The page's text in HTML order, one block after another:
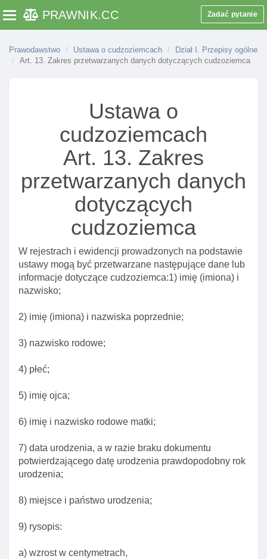
Toggle navigation
PRAWNIK.CC Zadać pytanie
Prawodawstwo Ustawa o cudzoziemcach
Dział I. Przepisy ogólne
Art. 13. Zakres przetwarzanych danych dotyczących cudzoziemca
Ustawa o
cudzoziemcach
Art. 13. Zakres
przetwarzanych danych
dotyczących
cudzoziemca
W rejestrach i ewidencji prowadzonych na podstawie
ustawy mogą być przetwarzane następujące dane lub
informacje dotyczące cudzoziemca:1) imię (imiona) i
nazwisko;
2) imię (imiona) i nazwiska poprzednie;
3) nazwisko rodowe;
4) płeć;
5) imię ojca;
6) imię i nazwisko rodowe matki;
7) data urodzenia, a w razie braku dokumentu
potwierdzającego datę urodzenia prawdopodobny rok
urodzenia;
8) miejsce i państwo urodzenia;
9) rysopis:
a) wzrost w centymetrach,